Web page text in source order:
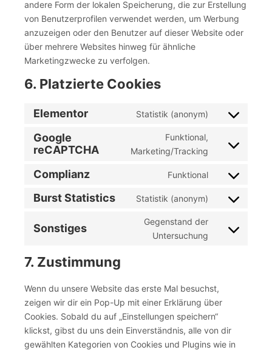
andere Form der lokalen Speicherung, die zur Erstellung
von Benutzerprofilen verwendet werden, um Werbung
anzuzeigen oder den Benutzer auf dieser Website oder
über mehrere Websites hinweg für ähnliche
Marketingzwecke zu verfolgen.
6. Platzierte Cookies
Elementor Statistik (anonym)
Google
reCAPTCHA
Funktional,
Marketing/Tracking
Complianz Funktional
Burst Statistics Statistik (anonym)
Sonstiges
Gegenstand der
Untersuchung
7. Zustimmung
Wenn du unsere Website das erste Mal besuchst,
zeigen wir dir ein Pop-Up mit einer Erklärung über
Cookies. Sobald du auf „Einstellungen speichern“
klickst, gibst du uns dein Einverständnis, alle von dir
gewählten Kategorien von Cookies und Plugins wie in